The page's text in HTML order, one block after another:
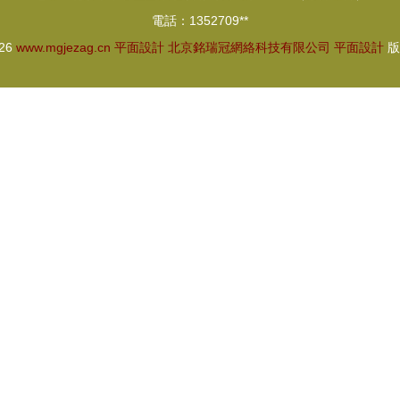
電話：1352709**
www.mgjezag.cn 平面設計 北京銘瑞冠網絡科技有限公司 平面設計版